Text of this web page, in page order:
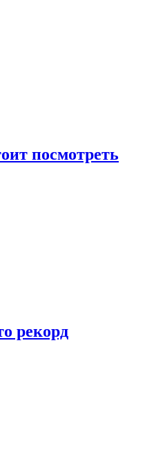
посмотреть
рекорд